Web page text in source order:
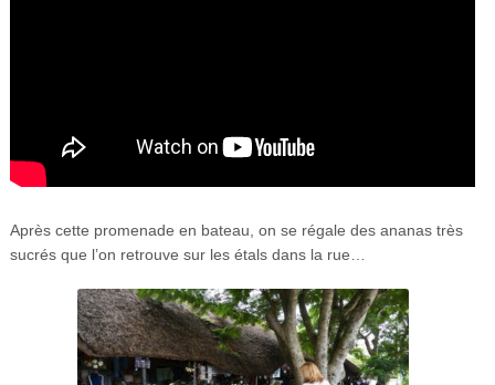
Après cette promenade en bateau, on se régale des ananas très
sucrés que l’on retrouve sur les étals dans la rue…